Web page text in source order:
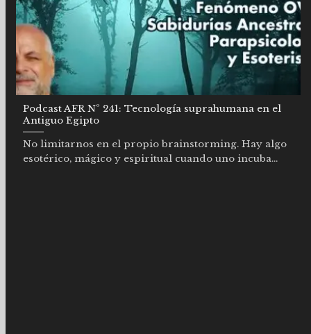
Podcast AFR Nº 241: Tecnología suprahumana en el
Antiguo Egipto
No limitarnos en el propio brainstorming. Hay algo
esotérico, mágico y espiritual cuando uno incuba...